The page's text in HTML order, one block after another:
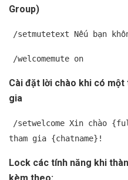
Group)
/setmutetext Nếu bạn
/welcomemute on
Cài đặt lời chào khi có
gia
/setwelcome Xin chào
tham gia {chatname}!
Lock các tính năng khi